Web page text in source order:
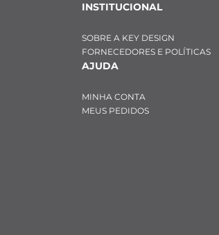
INSTITUCIONAL
SOBRE A KEY DESIGN
FORNECEDORES E POLÍTICAS
AJUDA
MINHA CONTA
MEUS PEDIDOS